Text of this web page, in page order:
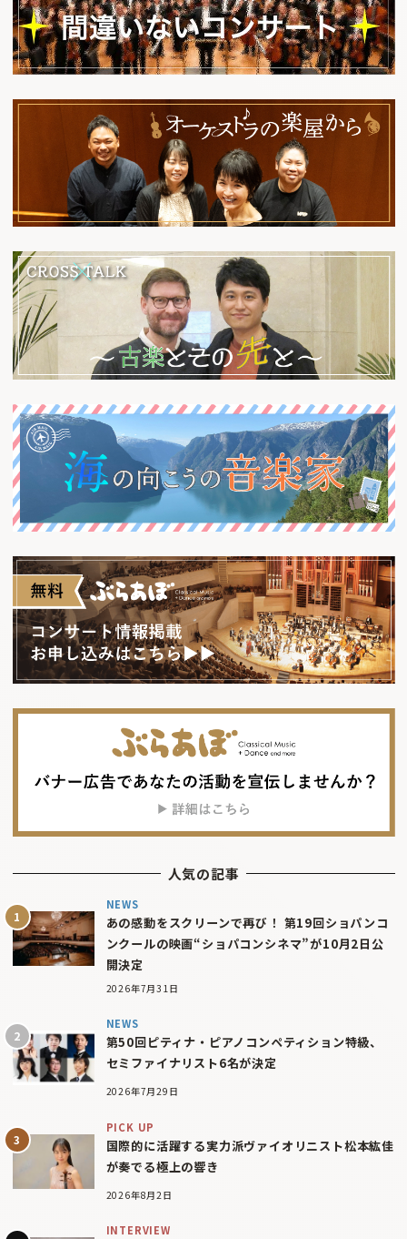
人気の記事
NEWS
あの感動をスクリーンで再び！ 第19回ショパンコ
ンクールの映画“ショパコンシネマ”が10月2日公
開決定
2026年7月31日
NEWS
第50回ピティナ・ピアノコンペティション特級、
セミファイナリスト6名が決定
2026年7月29日
PICK UP
国際的に活躍する実力派ヴァイオリニスト松本紘佳
が奏でる極上の響き
2026年8月2日
INTERVIEW